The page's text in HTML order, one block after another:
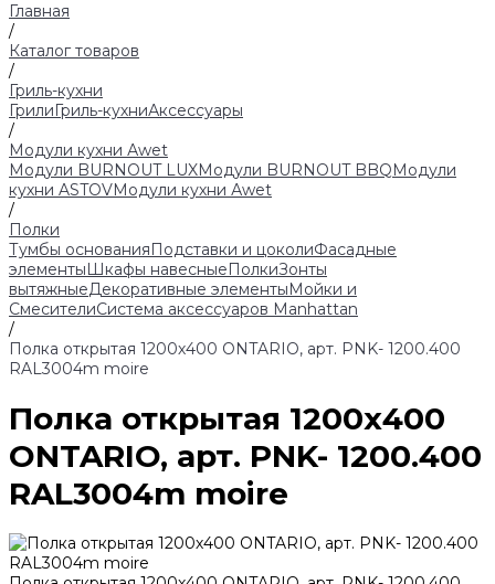
Главная
/
Каталог товаров
/
Гриль-кухни
ГрилиГриль-кухниАксессуары
/
Модули кухни Аwet
Модули BURNOUT LUXМодули BURNOUT BBQМодули
кухни ASTOVМодули кухни Аwet
/
Полки
Тумбы основанияПодставки и цоколиФасадные
элементыШкафы навесныеПолкиЗонты
вытяжныеДекоративные элементыМойки и
СмесителиСистема аксессуаров Manhattan
/
Полка открытая 1200х400 ONTARIO, арт. PNK- 1200.400
RAL3004m moire
Полка открытая 1200х400
ONTARIO, арт. PNK- 1200.400
RAL3004m moire